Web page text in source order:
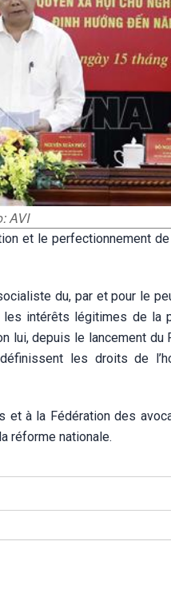
AVI
et le perfectionnement
du, par et pour le
intérêts légitimes de la
lui, depuis le lancement du
les droits de
et à la Fédération des
réforme nationale.